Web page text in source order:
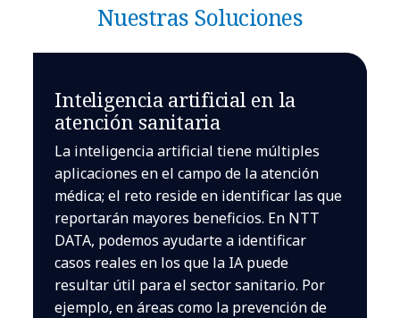
Nuestras Soluciones
Inteligencia artificial en la
atención sanitaria
La inteligencia artificial tiene múltiples
aplicaciones en el campo de la atención
médica; el reto reside en identificar las que
reportarán mayores beneficios. En NTT
DATA, podemos ayudarte a identificar
casos reales en los que la IA puede
resultar útil para el sector sanitario. Por
ejemplo, en áreas como la prevención de